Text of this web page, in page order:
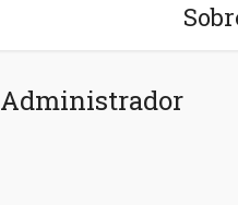
Administrador